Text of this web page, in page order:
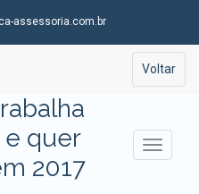
assessoria.com.br
Toggle
Voltar
e quer
2017